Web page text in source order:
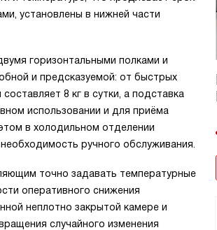
установлены в нижней части
горизонтальными полками и
и предсказуемой: от быстрых
8 кг в сутки, а подставка
использовании и для приёма
в холодильном отделении
ручного обслуживания.
точно задавать температурные
оперативного снижения
неплотно закрытой камере и
случайного изменения